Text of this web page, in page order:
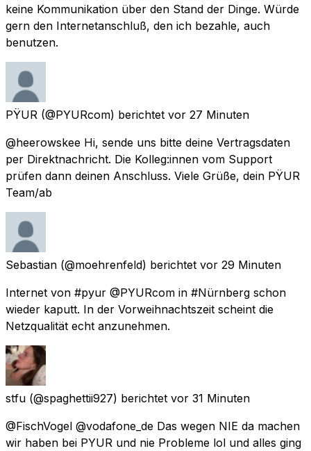
keine Kommunikation über den Stand der Dinge. Würde
gern den Internetanschluß, den ich bezahle, auch
benutzen.
PŸUR (@PYURcom) berichtet vor 27 Minuten
@heerowskee Hi, sende uns bitte deine Vertragsdaten
per Direktnachricht. Die Kolleg:innen vom Support
prüfen dann deinen Anschluss. Viele Grüße, dein PŸUR
Team/ab
Sebastian (@moehrenfeld) berichtet vor 29 Minuten
Internet von #pyur @PYURcom in #Nürnberg schon
wieder kaputt. In der Vorweihnachtszeit scheint die
Netzqualität echt anzunehmen.
stfu (@spaghettii927) berichtet vor 31 Minuten
@FischVogel @vodafone_de Das wegen NIE da machen
wir haben bei PYUR und nie Probleme lol und alles ging